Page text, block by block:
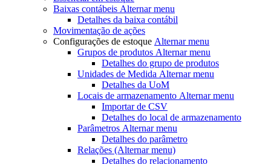
Baixas contábeis Alternar menu
Detalhes da baixa contábil
Movimentação de ações
Configurações de estoque Alternar menu
Grupos de produtos Alternar menu
Detalhes do grupo de produtos
Unidades de Medida Alternar menu
Detalhes da UoM
Locais de armazenamento Alternar menu
Importar de CSV
Detalhes do local de armazenamento
Parâmetros Alternar menu
Detalhes do parâmetro
Relações (Alternar menu)
Detalhes do relacionamento